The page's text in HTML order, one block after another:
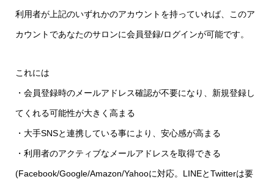
利用者が上記のいずれかのアカウントを持っていれば、このア
カウントであなたのサロンに会員登録/ログインが可能です。
これには
・会員登録時のメールアドレス確認が不要になり、新規登録し
てくれる可能性が大きく高まる
・大手SNSと連携している事により、安心感が高まる
・利用者のアクティブなメールアドレスを取得できる
(Facebook/Google/Amazon/Yahooに対応。LINEとTwitterは要